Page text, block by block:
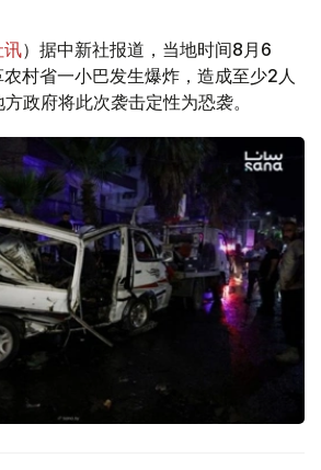
讯）据中新社报道，当地时间8月6
村省一小巴发生爆炸，造成至少2人
政府将此次袭击定性为恐袭。